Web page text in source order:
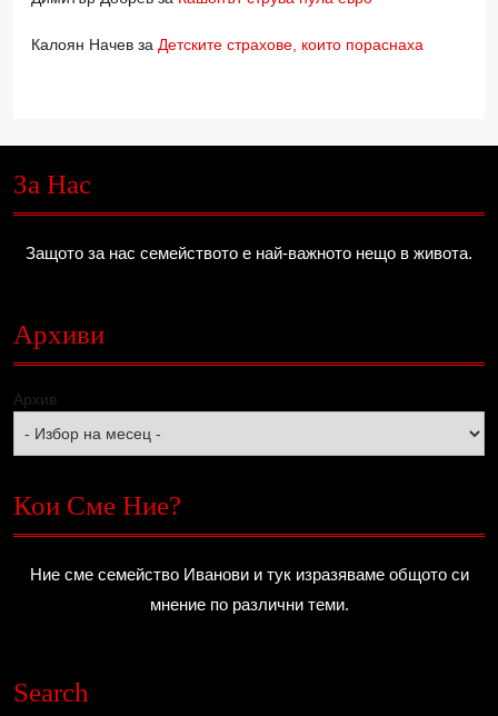
Калоян Начев за Детските страхове, които пораснаха
За Нас
Защото за нас семейството е най-важното нещо в живота.
Архиви
Архив
Кои Сме Ние?
Ние сме семейство Иванови и тук изразяваме общото си
мнение по различни теми.
Search